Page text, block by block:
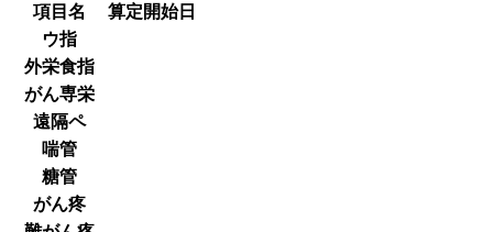
項目名
算定開始日
ウ指
外栄食指
がん専栄
遠隔ペ
喘管
糖管
がん疼